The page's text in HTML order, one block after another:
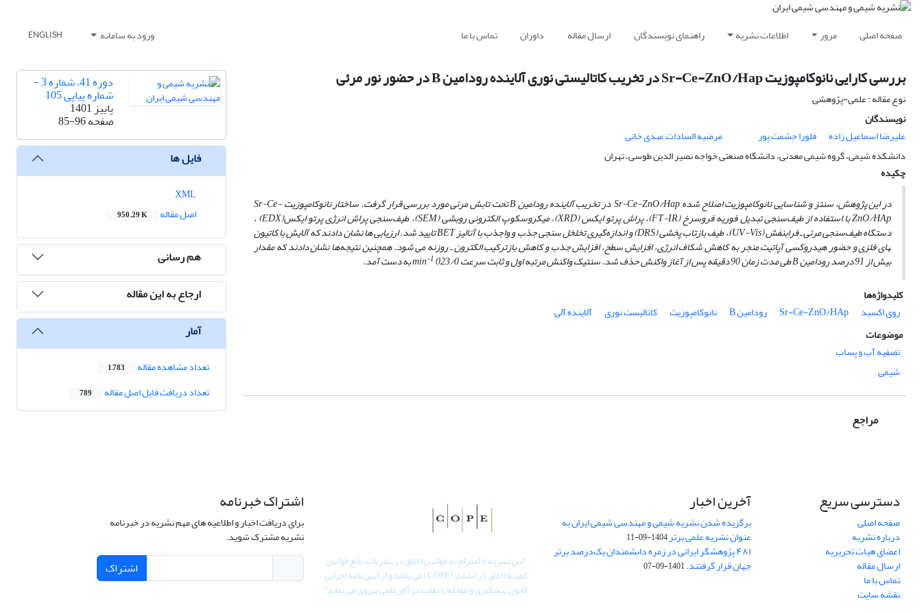
صفحه اصلی مرور اطلاعات نشریه راهنمای نویسندگان ارسال مقاله داوران تماس با ما ورود به سامانه ENGLISH
بررسی کارایی نانوکامپوزیت Sr-Ce-ZnO/Hap در تخریب کاتالیستی نوری آلاینده رودامین B در حضور نور مرئی
نوع مقاله : علمی-پژوهشی
نویسندگان
علیرضا اسماعیل زاده
فلورا حشمت پور
مرضیه السادات عبدی خانی
دانشکده شیمی، گروه شیمی معدنی، دانشگاه صنعتی خواجه نصیر الدین طوسی، تهران
چکیده
در این پژوهش، سنتز وشناسایینانوکامپوزیت اصلاح شده Sr-Ce-ZnO/Hap در تخریب آلاینده رودامینBتحت تابش مرئی مورد بررسی قرار گرفت. ساختار نانوکامپوزیتSr-Ce-
ZnO/HApبا استفاده از طیف‌سنجی تبدیل فوریه فروسرخ (FT-IR
)،پراش پرتو ایکس(
XRD
)، میکروسکوپ الکترونی روبشی(SEM) ، طیف‌سنجی پراش انرژی پرتو ایکس(EDX) ،
دستگاه طیف‌سنجی مرئی ـ فرابنفش (UV-Vis)،طیف بازتاب پخشی ( DRS
)و اندازه‌گیری تخلخل ­سنجی جذب و واجذب با آنالیزBETتایید شد. ارزیابی­ ها نشان دادند که آلایش با کاتیون
های فلزی و حضور هیدروکسی آپاتیت منجر به کاهش شکاف انرژی، افزایش سطح، افزایش جذب و کاهش بازترکیب الکترون ـ روزنه می ­شود. همچنین نتیجه‌ها نشان دادند که مقدار
بیش از 91 درصد رودامین Bطی مدت زمان 90 دقیقه پس از آغاز واکنش حذف شد. سنتیک واکنش مرتبه اول و ثابت سرعت min-1 023/0 به دست آمد.
کلیدواژه‌ها
روی اکسید
Sr-Ce-ZnO/HAp رودامین B نانوکامپوزیت کاتالیست‌ نوری
آلاینده آلی
موضوعات
تصفیه آب و پساب
شیمی
مراجع
دوره 41، شماره 3 -
شماره پیاپی 105
پاییز 1401
صفحه85-96
فایل ها
اصل مقاله
950.29 K
هم رسانی
ارجاع به این مقاله
آمار
تعداد مشاهده مقاله 1,783
تعداد دریافت فایل اصل مقاله 789
دسترسی سریع
صفحه اصلی
درباره نشریه
اعضای هیات تحریریه
ارسال مقاله
تماس با ما
نقشه سایت
آخرین اخبار
برگزیده شدن نشریه شیمی و مهندسی شیمی ایران به
عنوان نشریه علمی برتر1404-09-11
۴۸۱ پژوهشگر ایرانی در زمره دانشمندان یک‌درصد برتر
جهان قرار گرفتند.1401-09-07
"این نشریه با احترام به قوانین اخلاق در نشریات، تابع قوانین
کمیتۀ اخلاق در انتشار (COPE) می باشد و از آیین نامه اجرایی
قانون پیشگیری و مقابله با تقلب در آثار علمی پیروی می نماید".
اشتراک خبرنامه
برای دریافت اخبار و اطلاعیه های مهم نشریه در خبرنامه
نشریه مشترک شوید.
اشتراک